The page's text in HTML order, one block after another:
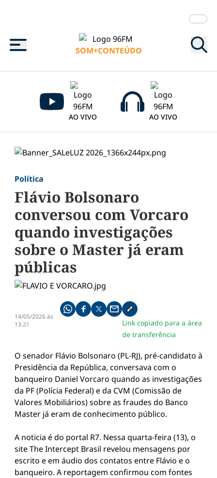
Menu
SOM+CONTEÚDO
AO VIVO AO VIVO
Política
Flávio Bolsonaro
conversou com Vorcaro
quando investigações
sobre o Master já eram
públicas
14/05/2026 às
13:21
Compartilhe pelo whatsapp
Compartilhar no facebook
Compartilhar no twitter
Compartilhe pelo email
Copiar link da notícia
Link copiado para a área
de transferência
O senador Flávio Bolsonaro (PL-RJ), pré-candidato à
Presidência da República, conversava com o
banqueiro Daniel Vorcaro quando as investigações
da PF (Polícia Federal) e da CVM (Comissão de
Valores Mobiliários) sobre as fraudes do Banco
Master já eram de conhecimento público.
A noticia é do portal R7. Nessa quarta-feira (13), o
site The Intercept Brasil revelou mensagens por
escrito e em áudio dos contatos entre Flávio e o
banqueiro. A reportagem confirmou com fontes